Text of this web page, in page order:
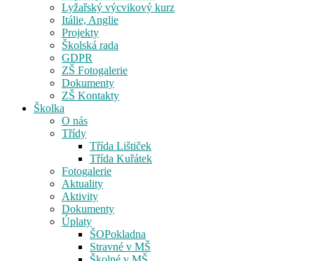
Lyžařský výcvikový kurz
Itálie, Anglie
Projekty
Školská rada
GDPR
ZŠ Fotogalerie
Dokumenty
ZŠ Kontakty
Školka
O nás
Třídy
Třída Lištiček
Třída Kuřátek
Fotogalerie
Aktuality
Aktivity
Dokumenty
Úplaty
ŠOPokladna
Stravné v MŠ